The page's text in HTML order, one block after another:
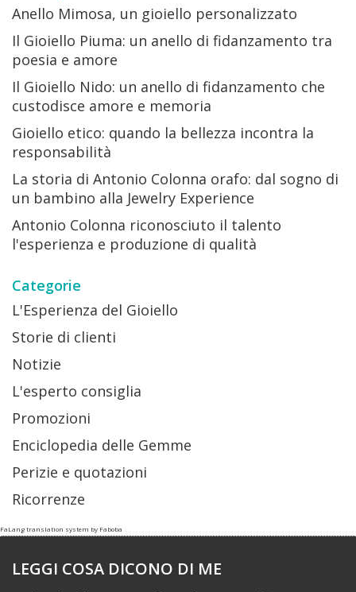
Anello Mimosa, un gioiello personalizzato
Il Gioiello Piuma: un anello di fidanzamento tra
poesia e amore
Il Gioiello Nido: un anello di fidanzamento che
custodisce amore e memoria
Gioiello etico: quando la bellezza incontra la
responsabilità
La storia di Antonio Colonna orafo: dal sogno di
un bambino alla Jewelry Experience
Antonio Colonna riconosciuto il talento
l'esperienza e produzione di qualità
Categorie
L'Esperienza del Gioiello
Storie di clienti
Notizie
L'esperto consiglia
Promozioni
Enciclopedia delle Gemme
Perizie e quotazioni
Ricorrenze
FaLang translation system by Faboba
LEGGI COSA DICONO DI ME